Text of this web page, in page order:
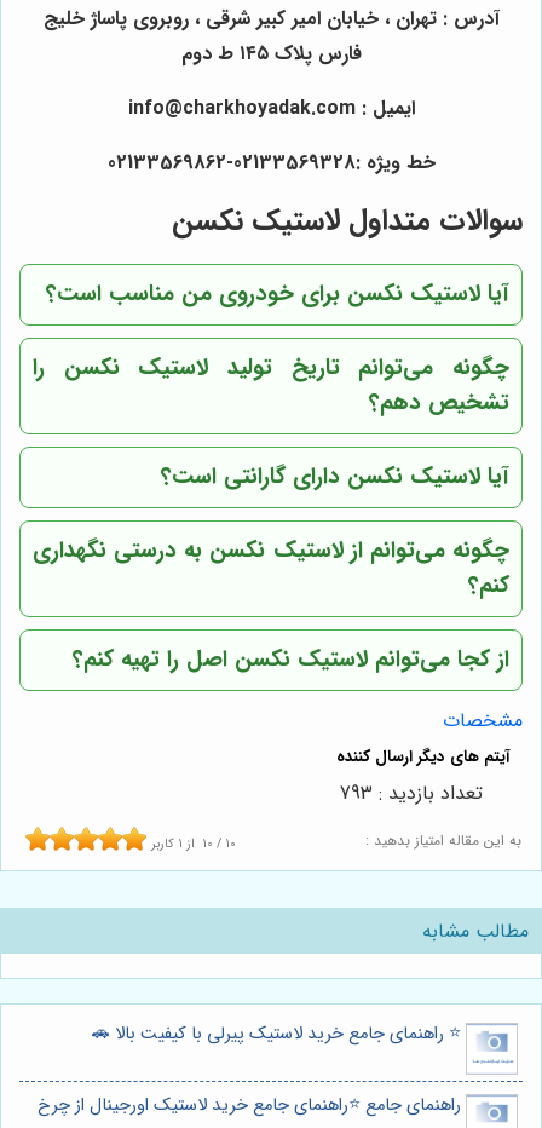
آدرس : تهران ، خیابان امیر کبیر شرقی ، روبروی پاساژ خلیج
فارس پلاک ۱۴۵ ط دوم
ایمیل : info@charkhoyadak.com
خط ویژه :02133569328-02133569862
سوالات متداول لاستیک نکسن
آیا لاستیک نکسن برای خودروی من مناسب است؟
چگونه می‌توانم تاریخ تولید لاستیک نکسن را
تشخیص دهم؟
آیا لاستیک نکسن دارای گارانتی است؟
چگونه می‌توانم از لاستیک نکسن به درستی نگهداری
کنم؟
از کجا می‌توانم لاستیک نکسن اصل را تهیه کنم؟
مشخصات
به این مقاله امتیاز بدهید : 10 / 10 از 1 کاربر
تعداد بازدید : 793
مطالب مشابه
⭐️ راهنمای جامع خرید لاستیک پیرلی با کیفیت بالا 🚗
راهنمای جامع ⭐️راهنمای جامع خرید لاستیک اورجینال از چرخ